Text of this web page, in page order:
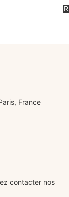
France
contacter nos